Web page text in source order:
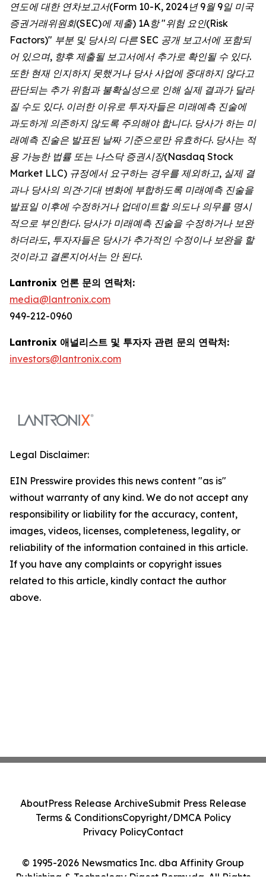
연도에 대한 연차보고서(Form 10-K, 2024년 9월 9일 미국
증권거래위원회(SEC)에 제출) 1A항 "위험 요인(Risk
Factors)" 부분 및 당사의 다른 SEC 공개 보고서에 포함되
어 있으며, 향후 제출될 보고서에서 추가로 확인될 수 있다.
또한 현재 인지하지 못했거나 당사 사업에 중대하지 않다고
판단되는 추가 위험과 불확실성으로 인해 실제 결과가 달라
질 수도 있다. 이러한 이유로 투자자들은 미래예측 진술에
과도하게 의존하지 않도록 주의해야 합니다. 당사가 하는 미
래예측 진술은 발표된 날짜 기준으로만 유효하다. 당사는 적
용 가능한 법률 또는 나스닥 증권시장(Nasdaq Stock
Market LLC) 규정에서 요구하는 경우를 제외하고, 실제 결
과나 당사의 의견·기대 변화에 부합하도록 미래예측 진술을
발표일 이후에 수정하거나 업데이트할 의도나 의무를 명시
적으로 부인한다. 당사가 미래예측 진술을 수정하거나 보완
하더라도, 투자자들은 당사가 추가적인 수정이나 보완을 할
것이라고 결론지어서는 안 된다.
Lantronix 언론 문의 연락처:
media@lantronix.com
949-212-0960
Lantronix 애널리스트 및 투자자 관련 문의 연락처:
investors@lantronix.com
Legal Disclaimer:
EIN Presswire provides this news content "as is"
without warranty of any kind. We do not accept any
responsibility or liability for the accuracy, content,
images, videos, licenses, completeness, legality, or
reliability of the information contained in this article.
If you have any complaints or copyright issues
related to this article, kindly contact the author
above.
© 1995-2026 Newsmatics Inc. dba Affinity Group
AboutPress Release ArchiveSubmit Press Release
Terms & ConditionsCopyright/DMCA Policy
Privacy PolicyContact